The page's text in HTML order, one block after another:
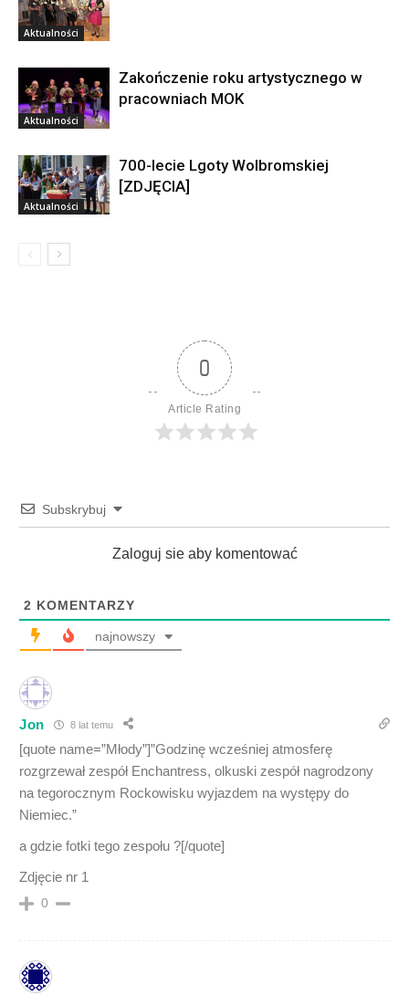
Aktualności
Aktualności
Zakończenie roku artystycznego w
pracowniach MOK
Aktualności
700-lecie Lgoty Wolbromskiej
[ZDJĘCIA]
0
Article Rating
Subskrybuj
Zaloguj sie aby komentować
2 KOMENTARZY
najnowszy
Jon 8 lat temu
[quote name=”Młody”]”Godzinę wcześniej atmosferę
rozgrzewał zespół Enchantress, olkuski zespół nagrodzony
na tegorocznym Rockowisku wyjazdem na występy do
Niemiec.”
a gdzie fotki tego zespołu ?[/quote]
Zdjęcie nr 1
0